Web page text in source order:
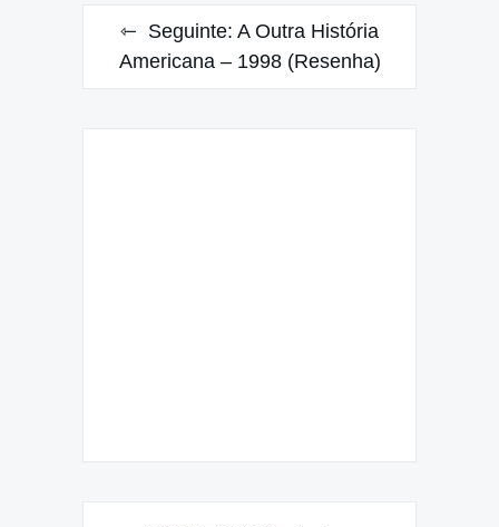
Seguinte: A Outra História
Americana – 1998 (Resenha)